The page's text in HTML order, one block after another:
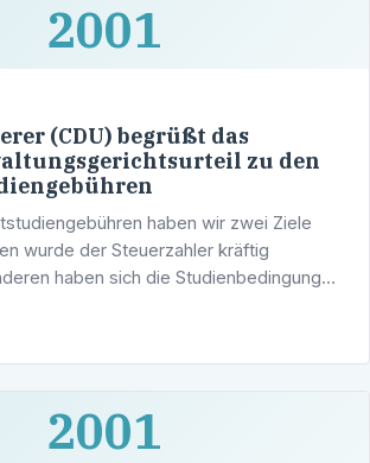
2001
(CDU) begrüßt das
zu den
haben wir zwei Ziele
wurde der Steuerzahler kräftig
haben sich die Studienbedingungen
2001